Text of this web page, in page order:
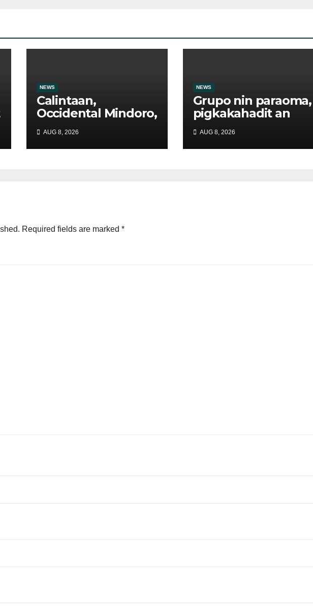
NEWS
Calintaan,
Occidental Mindoro,
nagbabala sa pre-
evacuation dahil sa
malakas na ulan
AUG 8, 2026
NEWS
Grupo nin paraoma,
pigkakahadit an
padagos na
importasyon
kasabay kan
AUG 8, 2026
Required fields are marked *